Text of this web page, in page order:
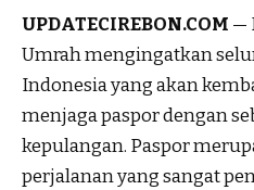
UPDATECIREBON.COM —
Umrah mengingatkan
Indonesia yang akan
menjaga paspor dengan
kepulangan. Paspor
perjalanan yang sangat